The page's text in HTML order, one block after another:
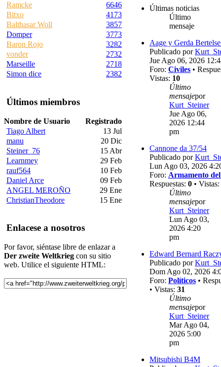
Ramcke
6646
Bitxo
4173
Balthasar Woll
3857
Domper
3773
Baron Rojo
3282
vonder
2732
Marseille
2718
Simon dice
2382
Últimos miembros
Nombre de Usuario
Registrado
Tiago Albert
13 Jul
manu
20 Dic
Steiner_76
15 Abr
Learnmey
29 Feb
rauf564
10 Feb
Daniel Arce
09 Feb
ANGEL MEROÑO
29 Ene
ChristianTheodore
15 Ene
Enlacese a nosotros
Por favor, siéntase libre de enlazar a
Der zweite Weltkrieg con su sitio
web. Utilice el siguiente HTML:
Últimas noticias
Último
mensaje
Aage y Gerda
Publicado por
Jue Ago 06, 2026
Foro: Civiles •
Vistas: 10
Último
mensajepor
Kurt_Steiner
Jue Ago 06,
2026 12:44
pm
Cannone da 37/54
Publicado por
Lun Ago 03, 2026
Foro: Armamento
Respuestas: 0 • Vistas:
Último
mensajepor
Kurt_Steiner
Lun Ago 03,
2026 4:20
pm
Edward Bernard
Publicado por
Dom Ago 02, 2026
Foro: Políticos •
• Vistas: 31
Último
mensajepor
Kurt_Steiner
Mar Ago 04,
2026 5:00
pm
Mitsubishi B4M